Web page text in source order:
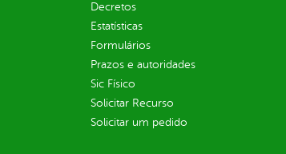
Decretos
Estatísticas
Formulários
Prazos e autoridades
Sic Físico
Solicitar Recurso
Solicitar um pedido